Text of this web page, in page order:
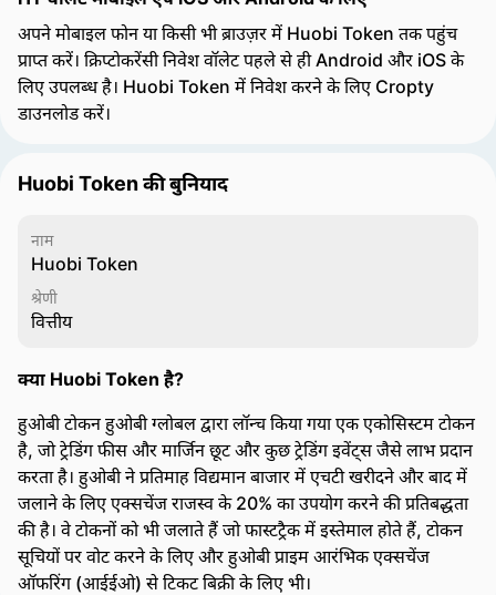
अपने मोबाइल फोन या किसी भी ब्राउज़र में Huobi Token तक पहुंच
प्राप्त करें। क्रिप्टोकरेंसी निवेश वॉलेट पहले से ही Android और iOS के
लिए उपलब्ध है। Huobi Token में निवेश करने के लिए Cropty
डाउनलोड करें।
Huobi Token की बुनियाद
नाम
Huobi Token
श्रेणी
वित्तीय
क्या Huobi Token है?
हुओबी टोकन हुओबी ग्लोबल द्वारा लॉन्च किया गया एक एकोसिस्टम टोकन
है, जो ट्रेडिंग फीस और मार्जिन छूट और कुछ ट्रेडिंग इवेंट्स जैसे लाभ प्रदान
करता है। हुओबी ने प्रतिमाह विद्यमान बाजार में एचटी खरीदने और बाद में
जलाने के लिए एक्सचेंज राजस्व के 20% का उपयोग करने की प्रतिबद्धता
की है। वे टोकनों को भी जलाते हैं जो फास्टट्रैक में इस्तेमाल होते हैं, टोकन
सूचियों पर वोट करने के लिए और हुओबी प्राइम आरंभिक एक्सचेंज
ऑफरिंग (आईईओ) से टिकट बिक्री के लिए भी।